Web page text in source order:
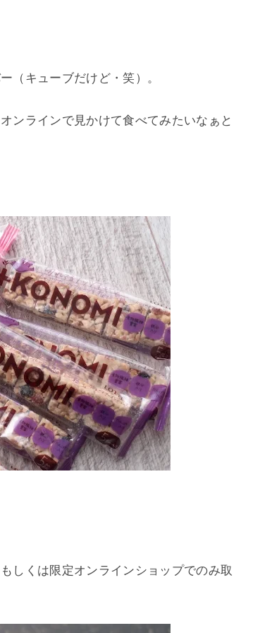
（キューブだけど・笑）。
ンラインで見かけて食べてみたいなぁと
しくは限定オンラインショップでのみ取